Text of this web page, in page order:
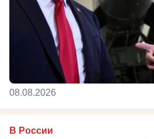
08.08.2026
В России